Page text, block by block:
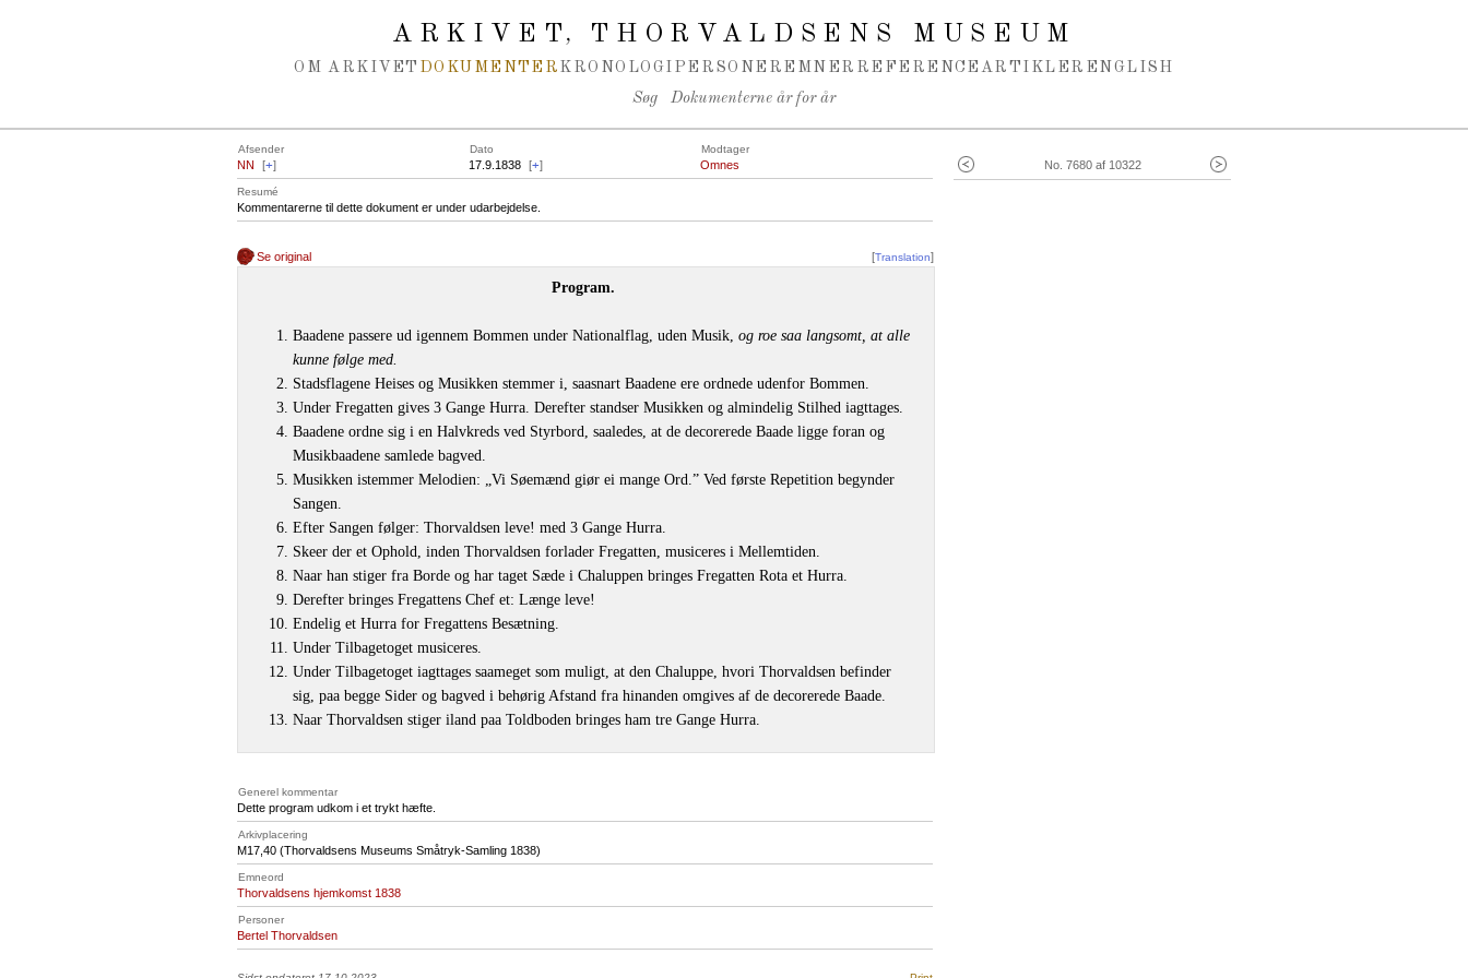
ARKIVET, THORVALDSENS MUSEUM
OM ARKIVET DOKUMENTER KRONOLOGI PERSONER EMNER REFERENCEARTIKLER ENGLISH
Søg Dokumenterne år for år
No. 7680 af 10322
Afsender Dato Modtager
NN [+] 17.9.1838 [+] Omnes
Resumé
Kommentarerne til dette dokument er under udarbejdelse.
Se original [Translation]
Program.
Baadene passere ud igennem Bommen under Nationalflag, uden Musik, og roe saa langsomt, at alle
kunne følge med.
Stadsflagene Heises og Musikken stemmer i, saasnart Baadene ere ordnede udenfor Bommen.
Under Fregatten gives 3 Gange Hurra. Derefter standser Musikken og almindelig Stilhed iagttages.
Baadene ordne sig i en Halvkreds ved Styrbord, saaledes, at de decorerede Baade ligge foran og
Musikbaadene samlede bagved.
Musikken istemmer Melodien: „Vi Søemænd giør ei mange Ord.” Ved første Repetition begynder
Sangen.
Efter Sangen følger: Thorvaldsen leve! med 3 Gange Hurra.
Skeer der et Ophold, inden Thorvaldsen forlader Fregatten, musiceres i Mellemtiden.
Naar han stiger fra Borde og har taget Sæde i Chaluppen bringes Fregatten Rota et Hurra.
Derefter bringes Fregattens Chef et: Længe leve!
Endelig et Hurra for Fregattens Besætning.
Under Tilbagetoget musiceres.
Under Tilbagetoget iagttages saameget som muligt, at den Chaluppe, hvori Thorvaldsen befinder
sig, paa begge Sider og bagved i behørig Afstand fra hinanden omgives af de decorerede Baade.
Naar Thorvaldsen stiger iland paa Toldboden bringes ham tre Gange Hurra.
Generel kommentar
Dette program udkom i et trykt hæfte.
Arkivplacering
M17 ,40 (Thorvaldsens Museums Småtryk-Samling 1838)
Emneord
Thorvaldsens hjemkomst 1838
Personer
Bertel Thorvaldsen